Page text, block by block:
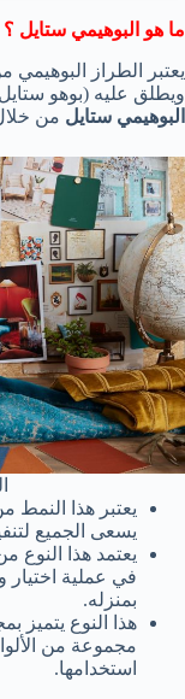
ما هو البوهيمي ستايل ؟
يعتبر الطراز البوهيمي
ويطلق عليه (بوهو
البوهيمي ستايل من
يعتبر هذا النمط
يسعى الجميع
يعتمد هذا النوع
في عملية
بمنزله.
هذا النوع يتميز
مجموعة من
استخدامها.